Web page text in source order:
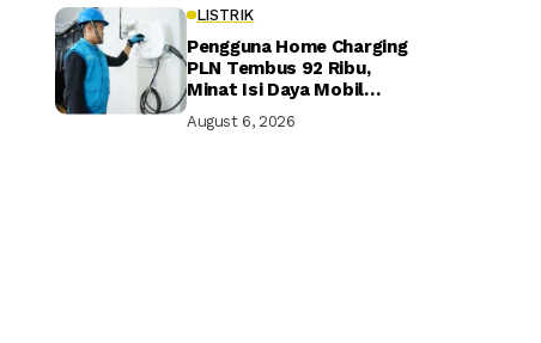
LISTRIK
Pengguna Home Charging
PLN Tembus 92 Ribu,
Minat Isi Daya Mobil
Naik
August 6, 2026